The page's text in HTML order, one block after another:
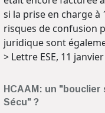
si la prise en charge à
risques de confusion
juridique sont
> Lettre ESE, 11
HCAAM: un
Sécu" ?